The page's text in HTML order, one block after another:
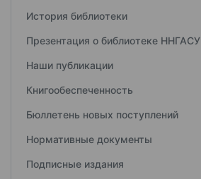
История библиотеки
Презентация о библиотеке ННГАСУ
Наши публикации
Книгообеспеченность
Бюллетень новых поступлений
Нормативные документы
Подписные издания